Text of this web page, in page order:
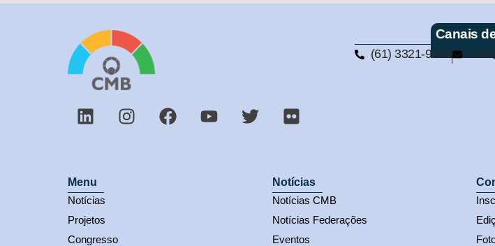
Canais
(61) 3321-9563
Menu
Notícias
Projetos
Congresso
Notícias
Notícias CMB
Notícias Federações
Eventos